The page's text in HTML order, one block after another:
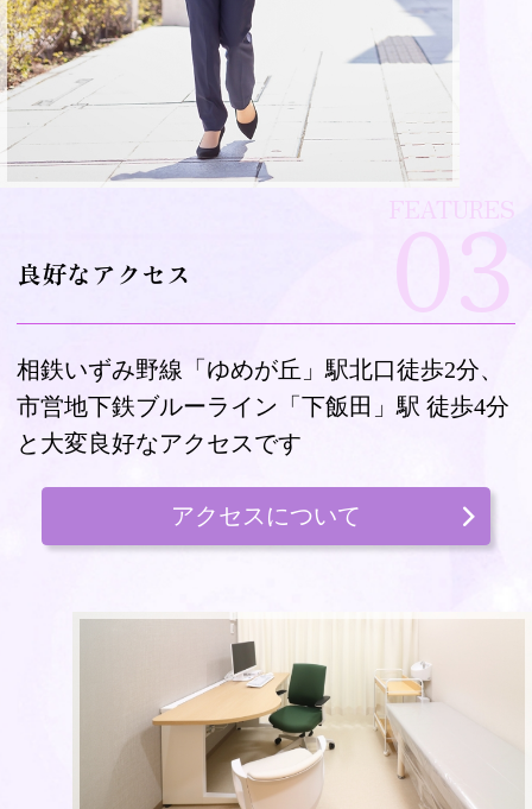
FEATURES
03
良好なアクセス
相鉄いずみ野線「ゆめが丘」駅北口徒歩2分、
市営地下鉄ブルーライン「下飯田」駅 徒歩4分
と大変良好なアクセスです
アクセスについて